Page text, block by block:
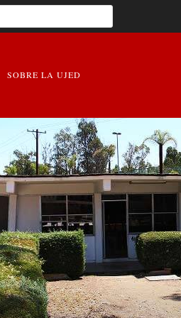
Buscar
EXPANDIR
SOBRE LA UJED